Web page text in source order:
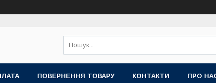
ПОВЕРНЕННЯ ТОВАРУ КОНТАКТИ ПРО